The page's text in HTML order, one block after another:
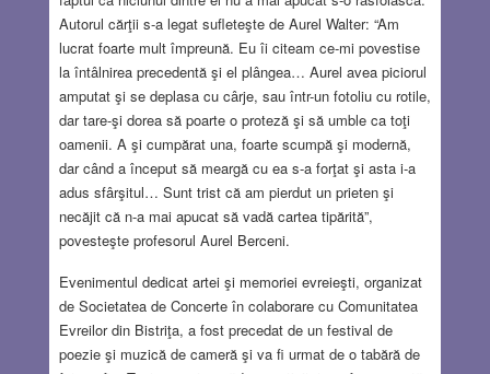
Autorul cărţii s-a legat sufleteşte de Aurel Walter: “Am
lucrat foarte mult împreună. Eu îi citeam ce-mi povestise
la întâlnirea precedentă şi el plângea… Aurel avea piciorul
amputat şi se deplasa cu cârje, sau într-un fotoliu cu rotile,
dar tare-şi dorea să poarte o proteză şi să umble ca toţi
oamenii. A şi cumpărat una, foarte scumpă şi modernă,
dar când a început să meargă cu ea s-a forţat şi asta i-a
adus sfârşitul… Sunt trist că am pierdut un prieten şi
necăjit că n-a mai apucat să vadă cartea tipărită”,
povesteşte profesorul Aurel Berceni.
Evenimentul dedicat artei şi memoriei evreieşti, organizat
de Societatea de Concerte în colaborare cu Comunitatea
Evreilor din Bistriţa, a fost precedat de un festival de
poezie şi muzică de cameră şi va fi urmat de o tabără de